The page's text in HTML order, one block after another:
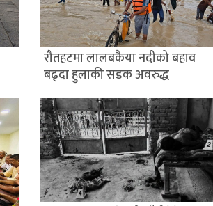
रौतहटमा लालबकैया नदीको बहाव
बढ्दा हुलाकी सडक अवरुद्ध